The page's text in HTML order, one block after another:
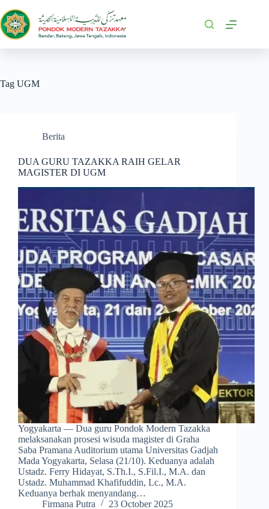
Tag UGM
Berita
DUA GURU TAZAKKA RAIH GELAR
MAGISTER DI UGM
Yogyakarta — Dua guru Pondok Modern Tazakka
melaksanakan prosesi wisuda magister di Graha
Saba Pramana Auditorium utama Universitas Gadjah
Mada Yogyakarta, Selasa (21/10). Keduanya adalah
Ustadz. Ferry Hidayat, S.Th.I., S.Fil.I., M.A. dan
Ustadz. Muhammad Khafifuddin, Lc., M.A.
Keduanya berhak menyandang…
Firmana Putra
23 October 2025